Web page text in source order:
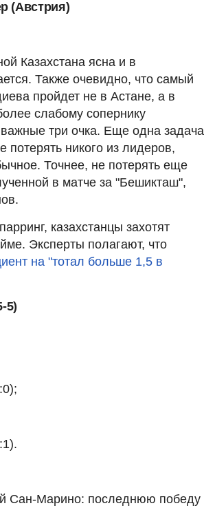
(Австрия)
Казахстана ясна и в
Также очевидно, что самый
пройдет не в Астане, а в
слабому сопернику
три очка. Еще одна задача
никого из лидеров,
Точнее, не потерять еще
в матче за "Бешикташ",
казахстанцы захотят
Эксперты полагают, что
на "тотал больше 1,5 в
5)
Сан-Марино: последнюю победу